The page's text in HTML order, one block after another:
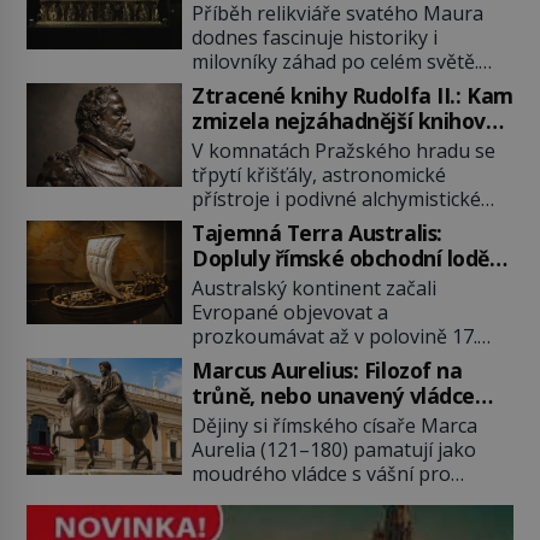
poklad dostal do zapadlého
Bečova?
Příběh relikviáře svatého Maura
dodnes fascinuje historiky i
milovníky záhad po celém světě.
Tato románská zlatnická památka
ze 13. století je po českých
korunovačních klenotech druhým
nejcennějším movitým majetkem v
České republice. Přestože byl
klenot v roce 1985 po dramatickém
pátrání kriminalistů úspěšně
nalezen, jeho minulost stále
obestírá hustá mlha. Otázky, jak
přesně se tato […]
Ztracené knihy Rudolfa II.: Kam
zmizela nejzáhadnější knihovna
Evropy?
V komnatách Pražského hradu se
třpytí křišťály, astronomické
přístroje i podivné alchymistické
rukopisy. Císař Rudolf II.
shromažďuje vše, co souvisí s
tajemstvím přírody, hvězd i
lidského poznání. Jenže po jeho
smrti se jeho slavné sbírky začínají
rozpadat a část z nich mizí navždy.
Kdo odnesl nejvzácnější knihy? A
existují ještě někde zapomenuté
rukopisy, které nikdo […]
Tajemná Terra Australis:
Dopluly římské obchodní lodě
až do Austrálie?
Australský kontinent začali
Evropané objevovat a
prozkoumávat až v polovině 17.
století. Existuje však možnost, že
by se o tento vzdálený kontinent
mohly zajímat již evropské
starověké civilizace, a to o 15
století dříve? Již od starověku
kartografové zakreslovali do map
záhadný kontinent Terra Australis
– Jižní zemi. Proč? Do jisté míry to
Marcus Aurelius: Filozof na
trůně, nebo unavený vládce
závislý na opiu?
Dějiny si římského císaře Marca
Aurelia (121–180) pamatují jako
moudrého vládce s vášní pro
vnímat v kontextu jeho postavení i